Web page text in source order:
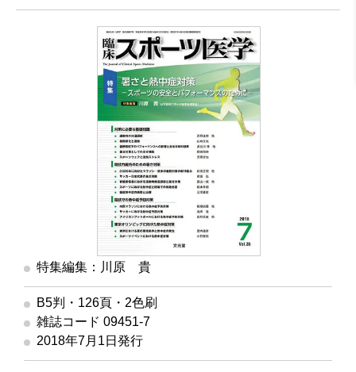
特集編集：川原 貴
B5判・126頁・2色刷
雑誌コード 09451-7
2018年7月1日発行